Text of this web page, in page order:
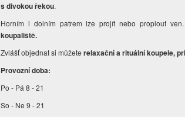
s divokou řekou.
Horním i dolním patrem lze projít nebo proplout
koupaliště.
Zvlášť objednat si můžeterelaxační a rituální koupele,
Provozní doba:
Po - Pá 8 - 21
So - Ne 9 - 21